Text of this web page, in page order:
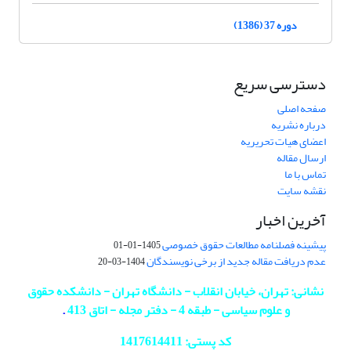
دوره 37 (1386)
دسترسی سریع
صفحه اصلی
درباره نشریه
اعضای هیات تحریریه
ارسال مقاله
تماس با ما
نقشه سایت
آخرین اخبار
پیشینه فصلنامه مطالعات حقوق خصوصی1405-01-01
عدم دریافت مقاله جدید از برخی نویسندگان1404-03-20
نشانی: تهران، خیابان انقلاب - دانشگاه تهران - دانشکده حقوق
و علوم سیاسی - طبقه 4 - دفتر مجله - اتاق 413
.
کد پستی: 1417614411